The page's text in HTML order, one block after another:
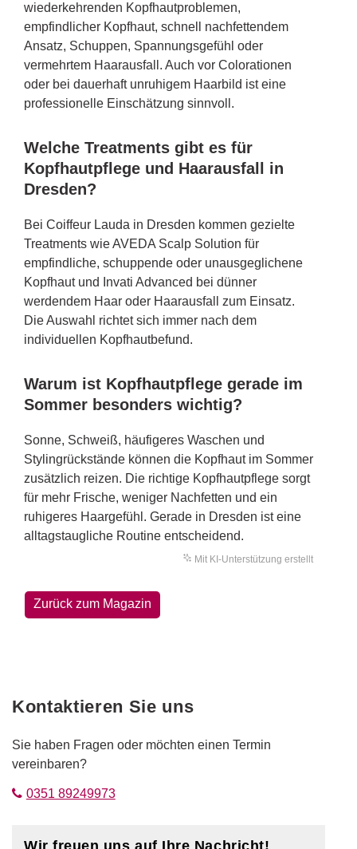
wiederkehrenden Kopfhautproblemen,
empfindlicher Kopfhaut, schnell nachfettendem
Ansatz, Schuppen, Spannungsgefühl oder
vermehrtem Haarausfall. Auch vor Colorationen
oder bei dauerhaft unruhigem Haarbild ist eine
professionelle Einschätzung sinnvoll.
Welche Treatments gibt es für
Kopfhautpflege und Haarausfall in
Dresden?
Bei Coiffeur Lauda in Dresden kommen gezielte
Treatments wie AVEDA Scalp Solution für
empfindliche, schuppende oder unausgeglichene
Kopfhaut und Invati Advanced bei dünner
werdendem Haar oder Haarausfall zum Einsatz.
Die Auswahl richtet sich immer nach dem
individuellen Kopfhautbefund.
Warum ist Kopfhautpflege gerade im
Sommer besonders wichtig?
Sonne, Schweiß, häufigeres Waschen und
Stylingrückstände können die Kopfhaut im Sommer
zusätzlich reizen. Die richtige Kopfhautpflege sorgt
für mehr Frische, weniger Nachfetten und ein
ruhigeres Haargefühl. Gerade in Dresden ist eine
alltagstaugliche Routine entscheidend.
Mit KI-Unterstützung erstellt
Zurück zum Magazin
Kontaktieren Sie uns
Sie haben Fragen oder möchten einen Termin
vereinbaren?
0351 89249973
Wir freuen uns auf Ihre Nachricht!